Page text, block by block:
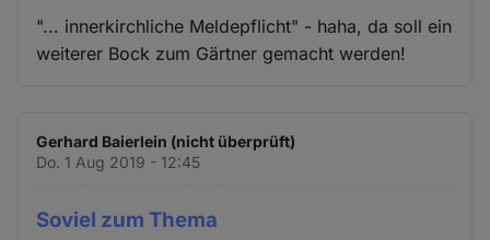
"... innerkirchliche Meldepflicht" - haha, da soll ein
weiterer Bock zum Gärtner gemacht werden!
Gerhard Baierlein (nicht überprüft)
Do. 1 Aug 2019 - 12:45
Soviel zum Thema